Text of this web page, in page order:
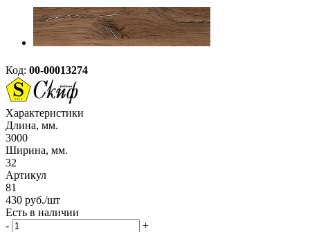
Код: 00-00013274
Характеристики
Длина, мм.
3000
Ширина, мм.
32
Артикул
81
430 руб./шт
Есть в наличии
-
+